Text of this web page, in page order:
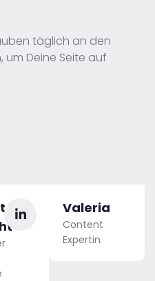
täglich an den
Deine Seite auf
Valeria
Content
Expertin